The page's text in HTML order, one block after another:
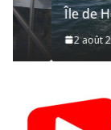
Île de
2 août 2026